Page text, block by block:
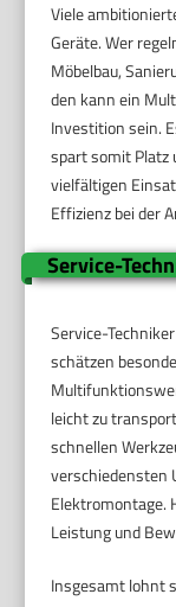
Viele
Geräte. Wer
Möbelbau,
den kann ein
Investition sein.
spart somit Platz
vielfältigen
Effizienz bei der
Service-
Service-
schätzen
leicht zu
schnellen
verschiedensten
Elektromontage.
Leistung und
Insgesamt lohnt